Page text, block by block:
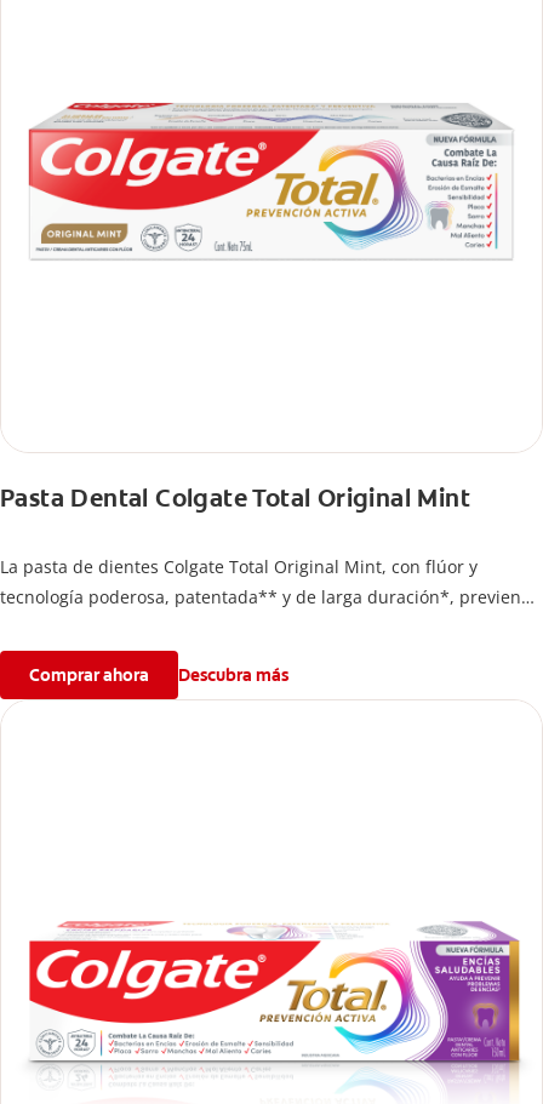
Pasta Dental Colgate Total Original Mint
La pasta de dientes Colgate Total Original Mint, con flúor y
tecnología poderosa, patentada** y de larga duración*, previene
brinda 24 horas de protección antibacterial* y una completa
limpieza dental.
*Con el cepillado 2 veces por día y uso continuo por 4 semanas.
Comprar ahora Descubra más